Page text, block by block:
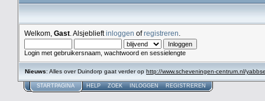
Welkom, Gast . Alsjeblieftinloggen ofregistreren
Login met gebruikersnaam, wachtwoord en sessielengte
Nieuws: Alles over Duindorp gaat verder op http://www.scheveningen-centrum.nl/
STARTPAGINA HELP ZOEK INLOGGEN REGISTREREN